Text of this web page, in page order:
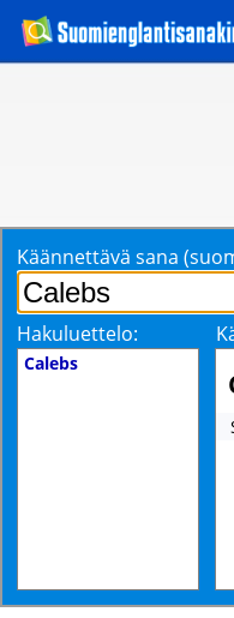
Käännettävä sana
Hakuluettelo:
Calebs